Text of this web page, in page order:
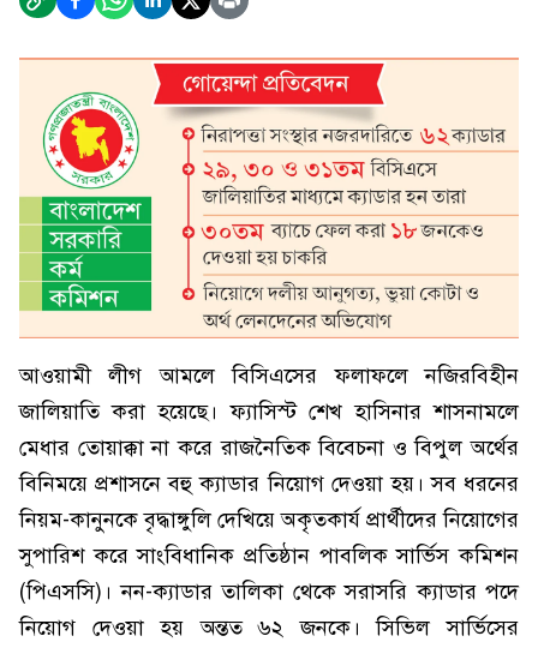
আওয়ামী লীগ আমলে বিসিএসের ফলাফলে নজিরবিহীন
জালিয়াতি করা হয়েছে। ফ্যাসিস্ট শেখ হাসিনার শাসনামলে
মেধার তোয়াক্কা না করে রাজনৈতিক বিবেচনা ও বিপুল অর্থের
বিনিময়ে প্রশাসনে বহু ক্যাডার নিয়োগ দেওয়া হয়। সব ধরনের
নিয়ম-কানুনকে বৃদ্ধাঙ্গুলি দেখিয়ে অকৃতকার্য প্রার্থীদের নিয়োগের
সুপারিশ করে সাংবিধানিক প্রতিষ্ঠান পাবলিক সার্ভিস কমিশন
(পিএসসি)। নন-ক্যাডার তালিকা থেকে সরাসরি ক্যাডার পদে
নিয়োগ দেওয়া হয় অন্তত ৬২ জনকে। সিভিল সার্ভিসের